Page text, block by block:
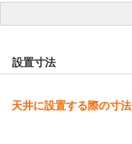
設置寸法
天井に設置する際の寸法